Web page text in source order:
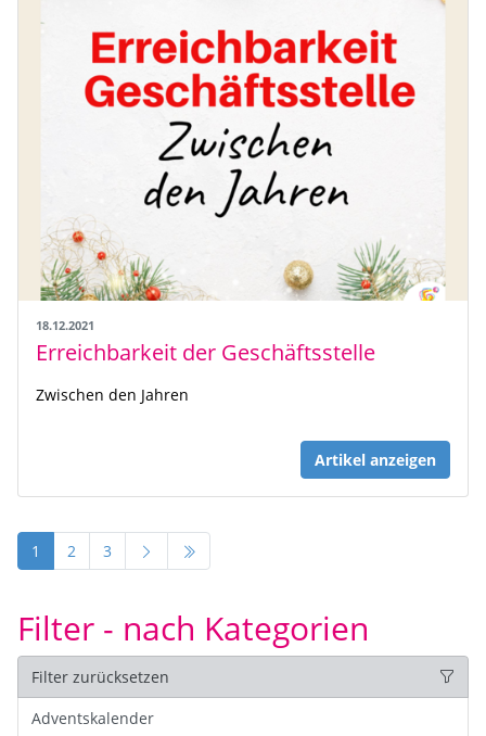
18.12.2021
Erreichbarkeit der Geschäftsstelle
Zwischen den Jahren
Artikel anzeigen
1 2 3
Filter - nach Kategorien
Filter zurücksetzen
Adventskalender